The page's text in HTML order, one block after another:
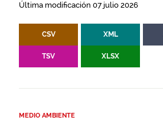
Última modificación 07 julio 2026
CSV XML
TSV XLSX
MEDIO AMBIENTE